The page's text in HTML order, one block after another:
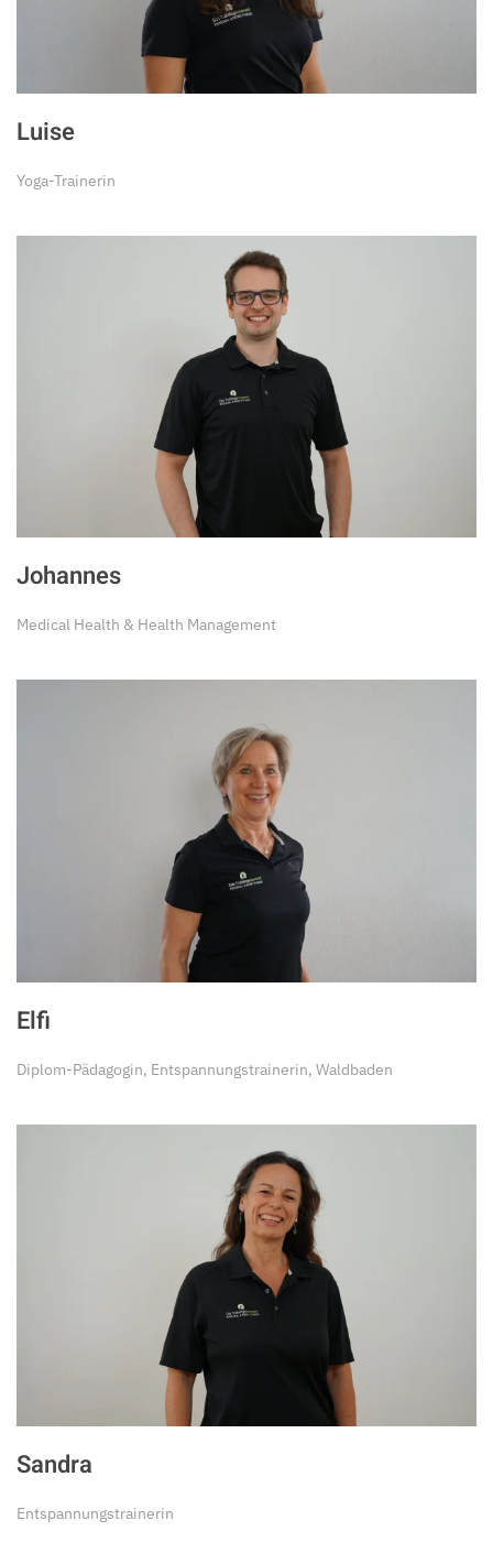
Luise
Yoga-Trainerin
Johannes
Medical Health & Health Management
Elfi
Diplom-Pädagogin, Entspannungstrainerin, Waldbaden
Sandra
Entspannungstrainerin